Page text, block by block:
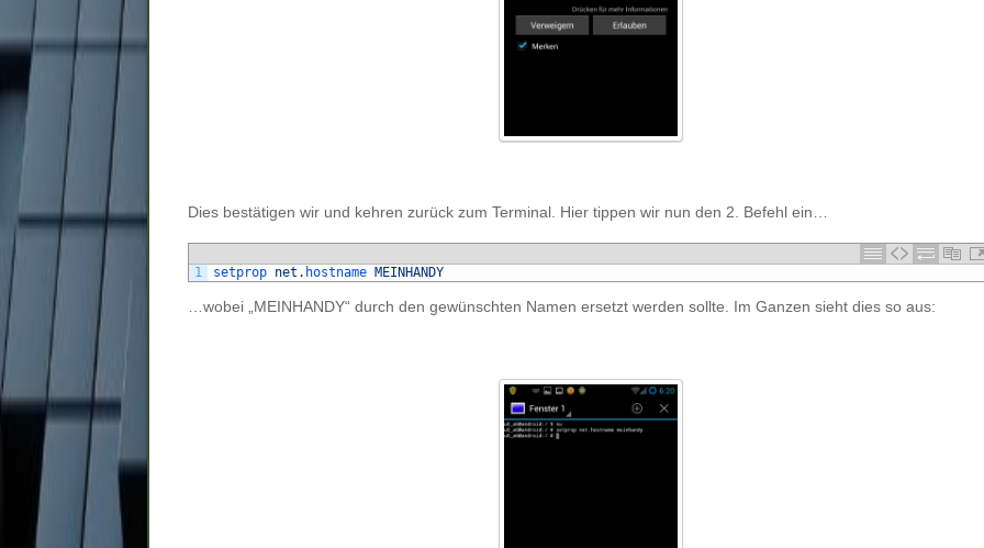
Dies bestätigen wir und kehren zurück zum Terminal. Hier tippen wir nun den 2. Befehl ein…
1 setprop net . hostname MEINHANDY
…wobei „MEINHANDY“ durch den gewünschten Namen ersetzt werden sollte. Im Ganzen sieht dies so aus: